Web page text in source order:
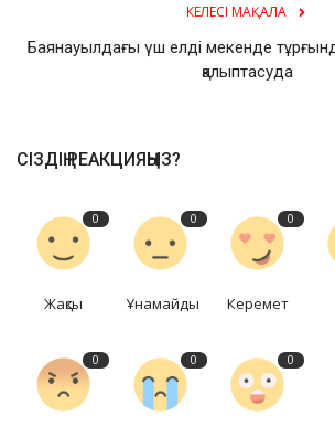
КЕЛЕСІ МАҚАЛА
Баянауылдағы үш елді мекенде
қалыптасуда
СІЗДІҢ РЕАКЦИЯҢЫЗ?
0
Жақсы
0
Ұнамайды
0
Керемет
0 0 0